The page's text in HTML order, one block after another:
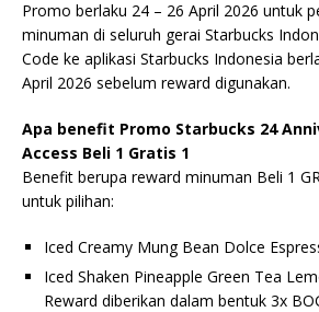
Promo berlaku 24 – 26 April 2026 untuk
minuman di seluruh gerai Starbucks
Code ke aplikasi Starbucks Indonesia
April 2026 sebelum reward digunakan.
Apa benefit Promo Starbucks 24
Access Beli 1 Gratis 1
Benefit berupa reward minuman Beli 1
untuk pilihan:
Iced Creamy Mung Bean Dolce
Iced Shaken Pineapple Green Tea
Reward diberikan dalam bentuk 3x